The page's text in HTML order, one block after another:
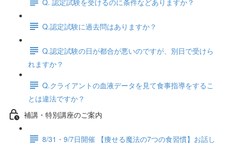
Q.認定試験に過去問はありますか？
Q.認定試験の日が都合が悪いのですが、別日で受けら
れますか？
Q.クライアントの血液データを見て食事指導をするこ
とは違法ですか？
補講・特別講座のご案内
8/31・9/7日開催 【痩せる魔法の7つの食習慣】お話し